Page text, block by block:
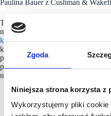
Zgoda
Niniejsza strona korzysta z
Wykorzystujemy pliki
Paulina Bauer z Cushman &
Targi #scf2025spring odbywały
na Stadionie Legii. Nieodłącznym
konferencyjna. W tym roku na
którzy mówili o kluczowych
przed rynkiem centrów
prezentacje i wystąpienia zostały
na kanale